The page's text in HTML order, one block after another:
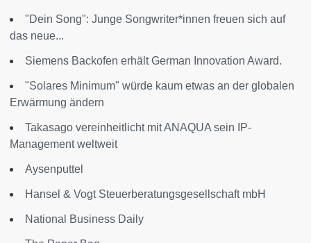
"Dein Song": Junge Songwriter*innen freuen sich auf
das neue...
Siemens Backofen erhält German Innovation Award.
"Solares Minimum" würde kaum etwas an der globalen
Erwärmung ändern
Takasago vereinheitlicht mit ANAQUA sein IP-
Management weltweit
Aysenputtel
Hansel & Vogt Steuerberatungsgesellschaft mbH
National Business Daily